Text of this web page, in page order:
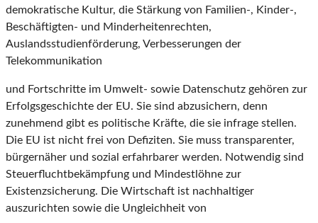
demokratische Kultur, die Stärkung von Familien-, Kinder-,
Beschäftigten- und Minderheitenrechten,
Auslandsstudienförderung, Verbesserungen der
Telekommunikation
und Fortschritte im Umwelt- sowie Datenschutz gehören zur
Erfolgsgeschichte der EU. Sie sind abzusichern, denn
zunehmend gibt es politische Kräfte, die sie infrage stellen.
Die EU ist nicht frei von Defiziten. Sie muss transparenter,
bürgernäher und sozial erfahrbarer werden. Notwendig sind
Steuerfluchtbekämpfung und Mindestlöhne zur
Existenzsicherung. Die Wirtschaft ist nachhaltiger
auszurichten sowie die Ungleichheit von